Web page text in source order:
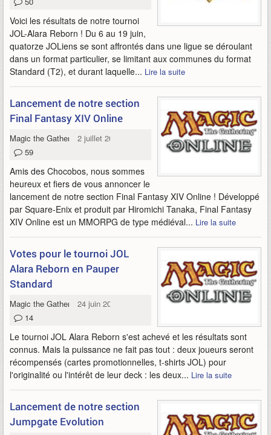
Voici les résultats de notre tournoi
JOL-Alara Reborn ! Du 6 au 19 juin,
quatorze JOLiens se sont affrontés dans une ligue se déroulant
dans un format particulier, se limitant aux communes du format
Standard (T2), et durant laquelle... Lire la suite
Lancement de notre section
Final Fantasy XIV Online
Magic the Gathering Online
2 juillet 2009
59
Amis des Chocobos, nous sommes
heureux et fiers de vous annoncer le
lancement de notre section Final Fantasy XIV Online ! Développé
par Square-Enix et produit par Hiromichi Tanaka, Final Fantasy
XIV Online est un MMORPG de type médiéval... Lire la suite
Votes pour le tournoi JOL
Alara Reborn en Pauper
Standard
Magic the Gathering Online
24 juin 2009
14
Le tournoi JOL Alara Reborn s'est achevé et les résultats sont
connus. Mais la puissance ne fait pas tout : deux joueurs seront
récompensés (cartes promotionnelles, t-shirts JOL) pour
l'originalité ou l'intérêt de leur deck : les deux... Lire la suite
Lancement de notre section
Jumpgate Evolution